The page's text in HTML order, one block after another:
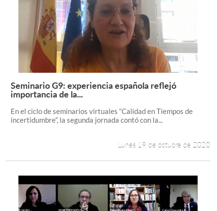
Admisión
Pregrado
Postgrado
Formación Continua
Estudiantes
Alumni
English
Leer más +
Seminario G9: experiencia española reflejó
importancia de la...
En el ciclo de seminarios virtuales “Calidad en Tiempos de
incertidumbre”, la segunda jornada contó con la...
Lunes 19 de octubre de 2020